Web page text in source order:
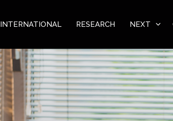
INTERNATIONAL RESEARCH NEXT